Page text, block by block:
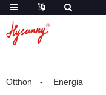
Otthon Energia